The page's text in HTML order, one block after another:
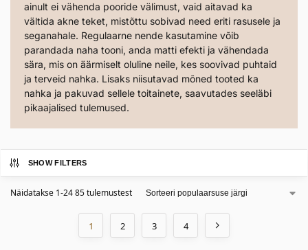
ainult ei vähenda pooride välimust, vaid aitavad ka
vältida akne teket, mistõttu sobivad need eriti rasusele ja
seganahale. Regulaarne nende kasutamine võib
parandada naha tooni, anda matti efekti ja vähendada
sära, mis on äärmiselt oluline neile, kes soovivad puhtaid
ja terveid nahka. Lisaks niisutavad mõned tooted ka
nahka ja pakuvad sellele toitainete, saavutades seeläbi
pikaajalised tulemused.
SHOW FILTERS
Näidatakse 1-24 85 tulemustest
1 2 3 4